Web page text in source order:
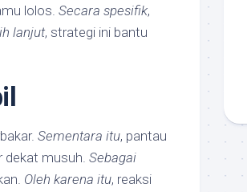
lolos. Secara spesifik,
lanjut, strategi ini bantu
Sementara itu, pantau
dekat musuh. Sebagai
Oleh karena itu, reaksi